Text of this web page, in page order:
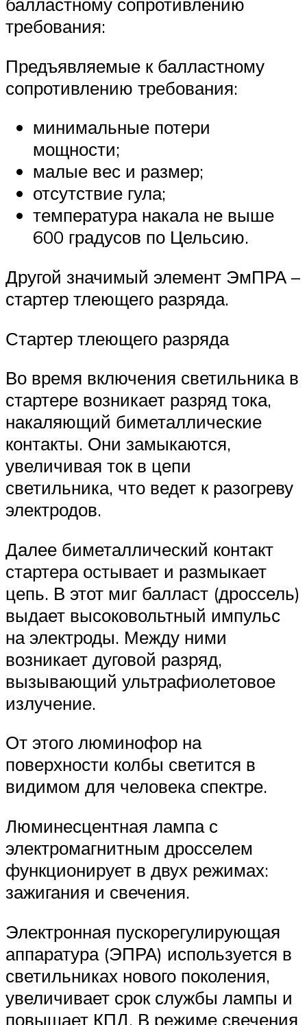
требования:
Предъявляемые к балластному
сопротивлению требования:
минимальные потери
мощности;
малые вес и размер;
отсутствие гула;
температура накала не выше
600 градусов по Цельсию.
Другой значимый элемент ЭмПРА –
стартер тлеющего разряда.
Стартер тлеющего разряда
Во время включения светильника в
стартере возникает разряд тока,
накаляющий биметаллические
контакты. Они замыкаются,
увеличивая ток в цепи
светильника, что ведет к разогреву
электродов.
Далее биметаллический контакт
стартера остывает и размыкает
цепь. В этот миг балласт (дроссель)
выдает высоковольтный импульс
на электроды. Между ними
возникает дуговой разряд,
вызывающий ультрафиолетовое
излучение.
От этого люминофор на
поверхности колбы светится в
видимом для человека спектре.
Люминесцентная лампа с
электромагнитным дросселем
функционирует в двух режимах:
зажигания и свечения.
Электронная пускорегулирующая
аппаратура (ЭПРА) используется в
светильниках нового поколения,
увеличивает срок службы лампы и
повышает КПД. В режиме свечения